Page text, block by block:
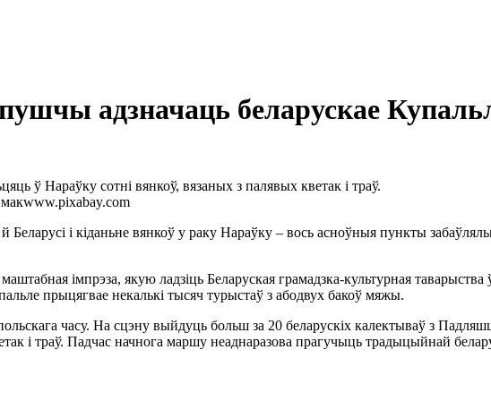
адзначаць беларускае
ў Нараўку сотні вянкоў, вязаных з палявых кветак і траў.
www.pixabay.com
і кіданьне вянкоў у раку Нараўку – вось асноўныя пункты
імпрэза, якую ладзіць Беларуская грамадзка-культурная
прыцягвае некалькі тысяч турыстаў з абодвух бакоў мяжы.
часу. На сцэну выйдуць больш за 20 беларускіх калектываў з
і траў. Падчас начнога маршу неаднаразова прагучыць традыцыйнай